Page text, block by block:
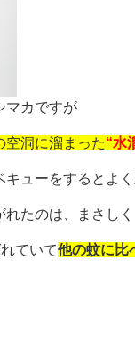
マカですが
空洞に溜まった“水
ューをするとよ
たのは、まさし
ていて他の蚊に比